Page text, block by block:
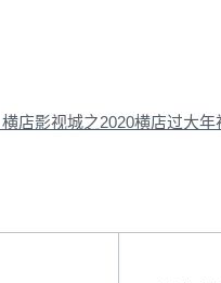
店影视城之2020横店过大年视频音乐